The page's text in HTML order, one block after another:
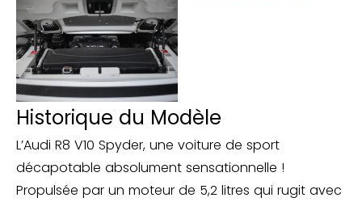
Historique du Modèle
L’Audi R8 V10 Spyder, une voiture de sport
décapotable absolument sensationnelle !
Propulsée par un moteur de 5,2 litres qui rugit avec